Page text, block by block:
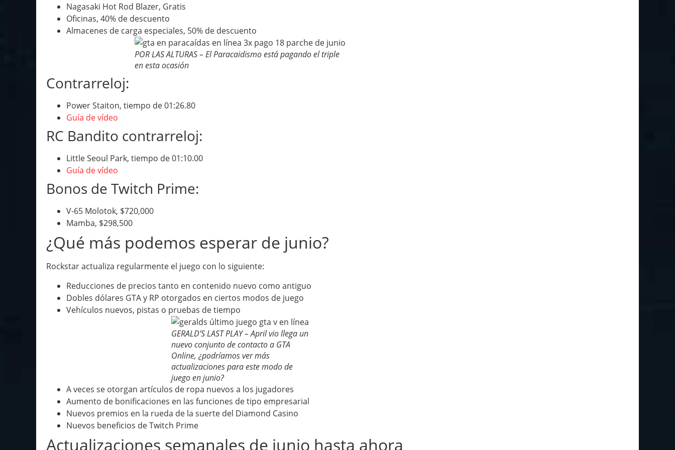
Nagasaki Hot Rod Blazer, Gratis
Oficinas, 40% de descuento
Almacenes de carga especiales, 50% de descuento
POR LAS ALTURAS – El Paracaidismo está pagando el triple
en esta ocasión
Contrarreloj:
Power Staiton, tiempo de 01:26.80
Guía de vídeo
RC Bandito contrarreloj:
Little Seoul Park, tiempo de 01:10.00
Guía de vídeo
Bonos de Twitch Prime:
V-65 Molotok, $720,000
Mamba, $298,500
¿Qué más podemos esperar de junio?
Rockstar actualiza regularmente el juego con lo siguiente:
Reducciones de precios tanto en contenido nuevo como antiguo
Dobles dólares GTA y RP otorgados en ciertos modos de juego
Vehículos nuevos, pistas o pruebas de tiempo
GERALD’S LAST PLAY – April vio llega un
nuevo conjunto de contacto a GTA
Online, ¿podríamos ver más
actualizaciones para este modo de
juego en junio?
A veces se otorgan artículos de ropa nuevos a los jugadores
Aumento de bonificaciones en las funciones de tipo empresarial
Nuevos premios en la rueda de la suerte del Diamond Casino
Nuevos beneficios de Twitch Prime
Actualizaciones semanales de junio hasta ahora